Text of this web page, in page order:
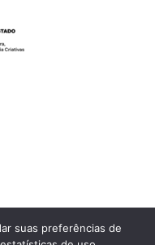
suas preferências de